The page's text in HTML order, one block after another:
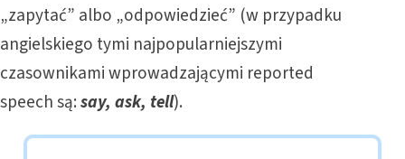
„zapytać” albo „odpowiedzieć” (w przypadku
angielskiego tymi najpopularniejszymi
czasownikami wprowadzającymi reported
speech są:say, ask, tell).